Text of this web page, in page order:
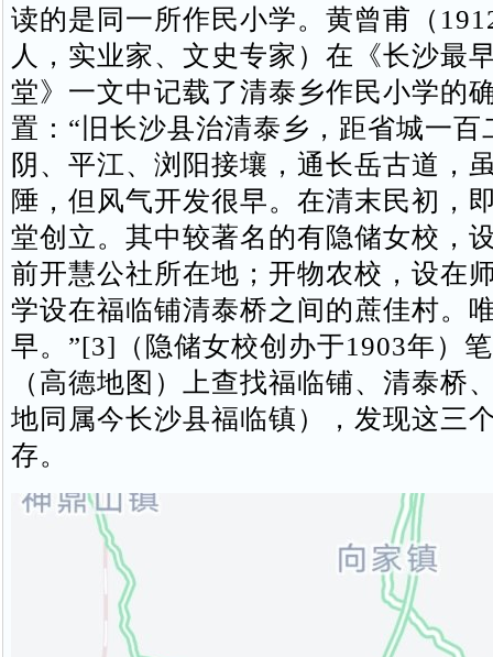
读的是同一所作民小学。黄曾甫（
人，实业家、文史专家）在《长沙最
堂》一文中记载了清泰乡作民小学的
置：“旧长沙县治清泰乡，距省城一百
阴、平江、浏阳接壤，通长岳古道，
陲，但风气开发很早。在清末民初，
堂创立。其中较著名的有隐储女校，
前开慧公社所在地；开物农校，设在
学设在福临铺清泰桥之间的蔗佳村。
早。”[3]（隐储女校创办于1903年）
（高德地图）上查找福临铺、清泰桥
地同属今长沙县福临镇），发现这三
存。